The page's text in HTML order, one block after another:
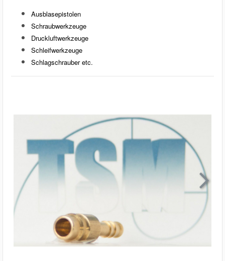
Ausblasepistolen
Schraubwerkzeuge
Druckluftwerkzeuge
Schleifwerkzeuge
Schlagschrauber etc.
